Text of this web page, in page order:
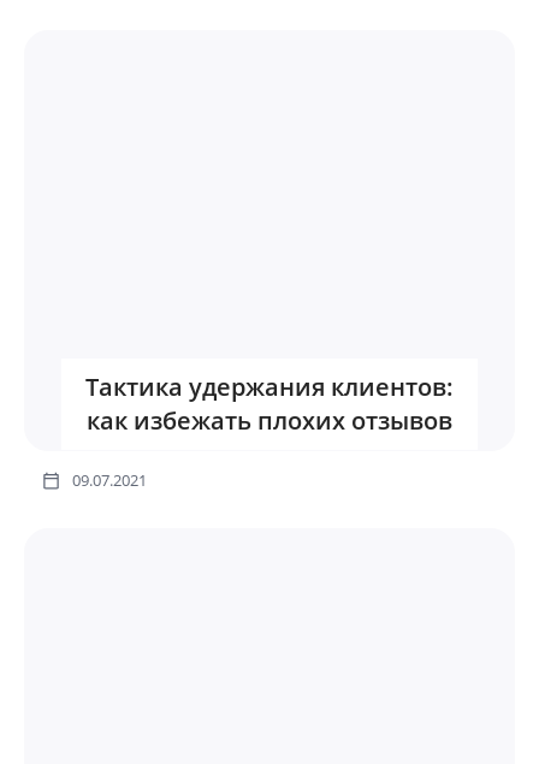
Тактика удержания клиентов:
как избежать плохих отзывов
09.07.2021